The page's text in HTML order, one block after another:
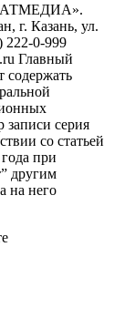
г. Казань, ул.
222-0-999
Главный
содержать
серия
со статьей
при
другим
на него